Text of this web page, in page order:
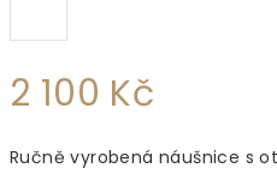
2 100 Kč
cena:
Ručně vyrobená náušnice s